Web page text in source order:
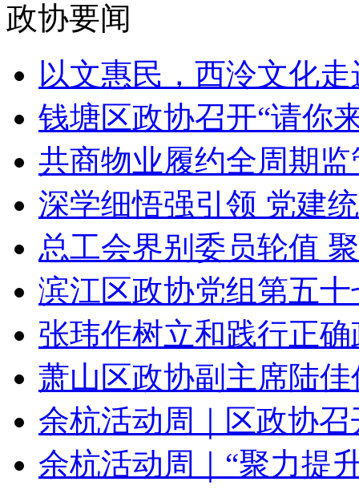
政协要闻
以文惠民，西泠文化
钱塘区政协召开“请你
共商物业履约全周期
深学细悟强引领 党建
总工会界别委员轮值
滨江区政协党组第五
张玮作树立和践行正
萧山区政协副主席陆
余杭活动周｜区政协
余杭活动周｜“聚力提